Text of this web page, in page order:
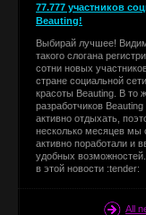
77.777 участников
Beauting!
Выбирай лучшее!
такого слогана
сотни новых
стране социальной
красоты Beauting. В то
разработчиков
активно отдыхать,
несколько месяцев мы
активно поработали и
удобных
в этой новости :tender:
All